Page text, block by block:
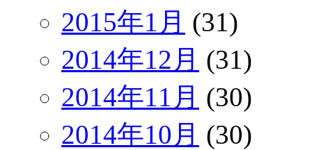
2015年1月 (31)
2014年12月 (31)
2014年11月 (30)
2014年10月 (30)